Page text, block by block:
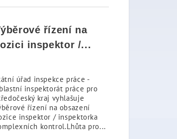
řízení na
inspektor /...
úřad inspekce práce -
inspektorát práce pro
kraj vyhlašuje
řízení na obsazení
inspektor / inspektorka
kontrol.Lhůta pro...